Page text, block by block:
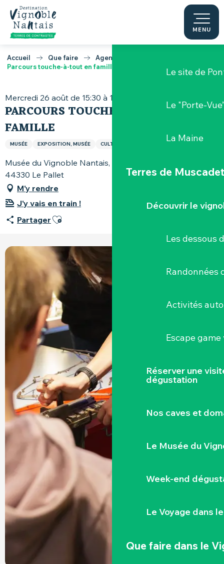
Aller
contenu
principal
MENU
La Maison
Pont Caffino
Le site de
Le "Porte-
La Maine
Terres de Muscadet
Découvrir le
Les dessous
Randonnées
Activités
Escape
Réserver une
dégustation
Nos caves et
Le Musée du
Week-end
Le Voyage dans
Que faire dans le
Accueil Que faire
Agenda
Parcours touche-à-tout en famille
Mercredi 26 août de 15:30 à 16:30
PARCOURS TOUCHE-À-TOUT EN
FAMILLE
MUSÉE EXPOSITION, MUSÉE CULTURE ET IDÉES
Musée du Vignoble Nantais, 82, rue Pierre-Abélard,
44330 Le Pallet
M'y rendre
J'y vais en train !
Partager Ajouter aux favoris